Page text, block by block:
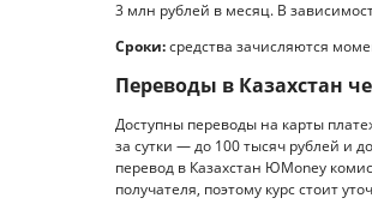
3 млн рублей в месяц. В
Сроки:средства зачисляются
Переводы в Казахстан
Доступны переводы на карты
за сутки — до 100 тысяч рублей и
перевод в Казахстан ЮMoney
получателя, поэтому курс стоит